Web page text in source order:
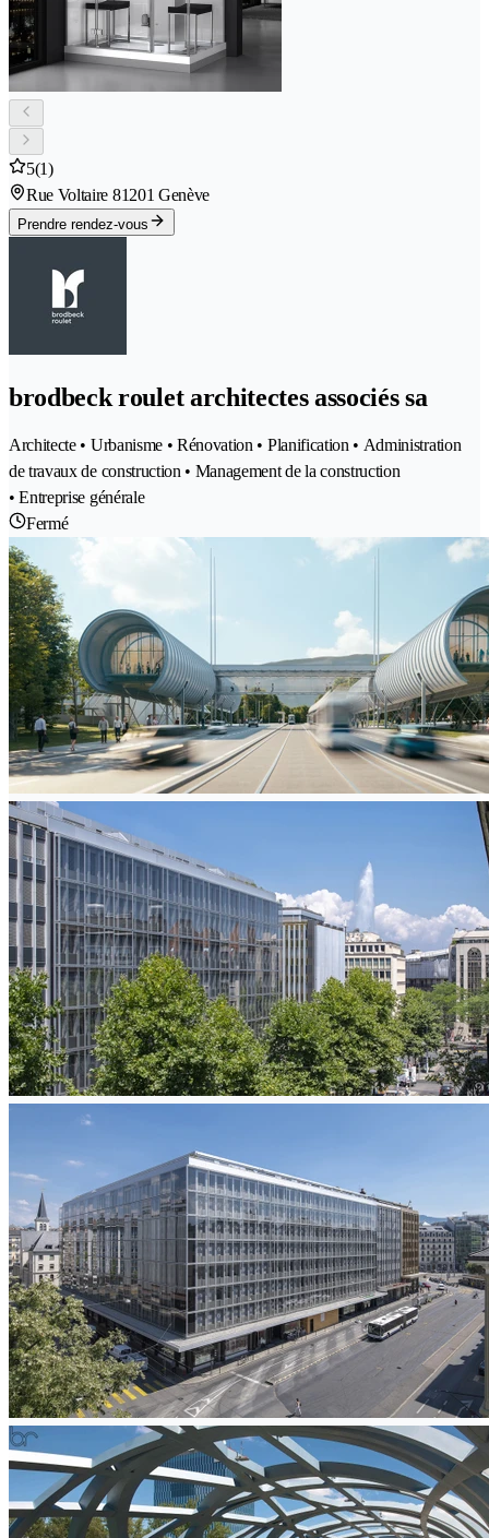
5(1)
Rue Voltaire 81201 Genève
Prendre rendez-vous
brodbeck roulet architectes associés sa
Architecte • Urbanisme • Rénovation • Planification • Administration
de travaux de construction • Management de la construction
• Entreprise générale
Fermé